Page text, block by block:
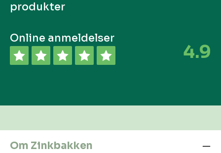
produkter
Online anmeldelser
4.9
Om Zinkbakken